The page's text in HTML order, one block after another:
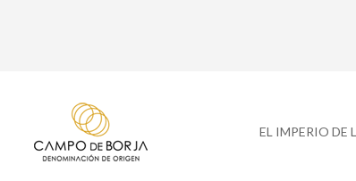
EL IMPERIO DE